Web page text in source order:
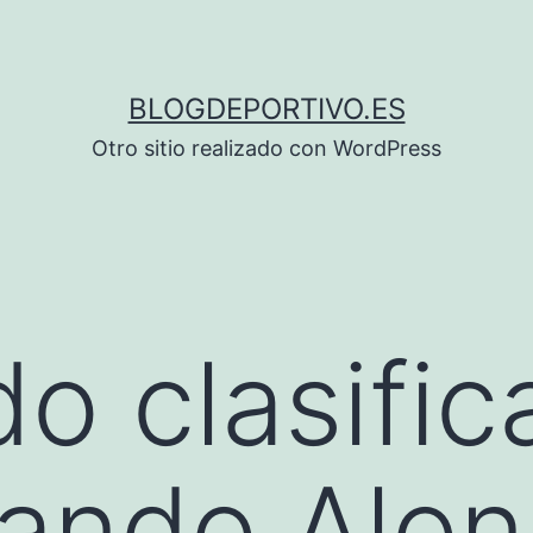
BLOGDEPORTIVO.ES
Otro sitio realizado con WordPress